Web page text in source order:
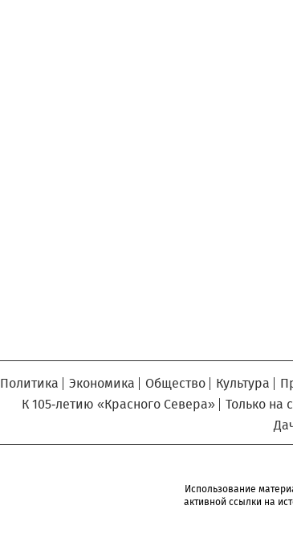
Политика Экономика Общество Культура
К 105-летию «Красного Севера»
Только на
Использование
активной ссылки на